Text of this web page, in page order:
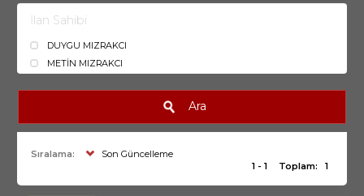
İlan Sahibi
DUYGU MIZRAKCI
METİN MIZRAKCI
Ara
Sıralama:
Son Güncelleme
1 - 1
Toplam: 1